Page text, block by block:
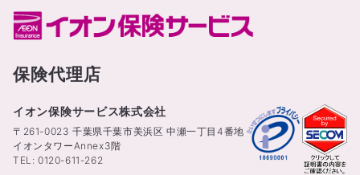
保険代理店
イオン保険サービス株式会社
〒261-0023 千葉県千葉市美浜区 中瀬一丁目4番地
イオンタワーAnnex3階
TEL: 0120-611-262